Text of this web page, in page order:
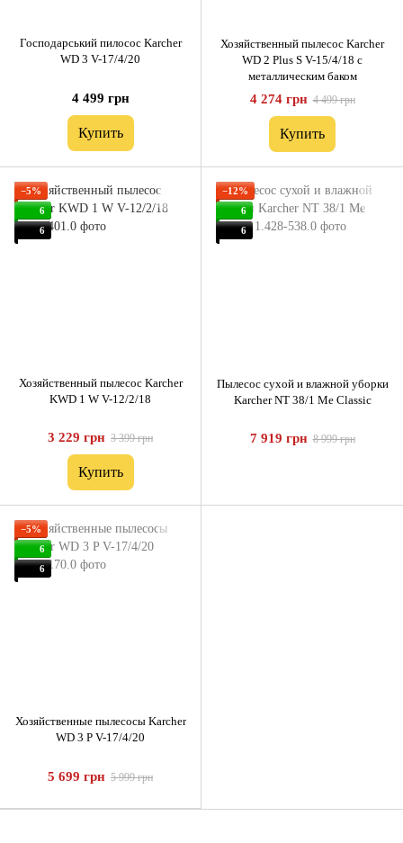
Господарський пилосос Karcher
WD 3 V-17/4/20
4 499 грн
Купить
Хозяйственный пылесос Karcher
WD 2 Plus S V-15/4/18 с
металлическим баком
4 274 грн 4 499 грн
Купить
−5%
6
6
Хозяйственный пылесос Karcher
KWD 1 W V-12/2/18
3 229 грн 3 399 грн
Купить
−12%
6
6
Пылесос сухой и влажной уборки
Karcher NT 38/1 Me Classic
7 919 грн 8 999 грн
−5%
6
6
Хозяйственные пылесосы Karcher
WD 3 P V-17/4/20
5 699 грн 5 999 грн